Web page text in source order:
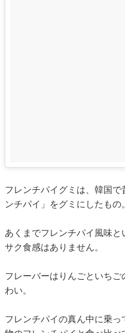
フレンチパイグミは、韓国
ンチパイ」をグミにしたもの。
あくまでフレンチパイ風味
サク食感はありません。
フレーバーはりんごといち
わい。
フレンチパイの真ん中に乗